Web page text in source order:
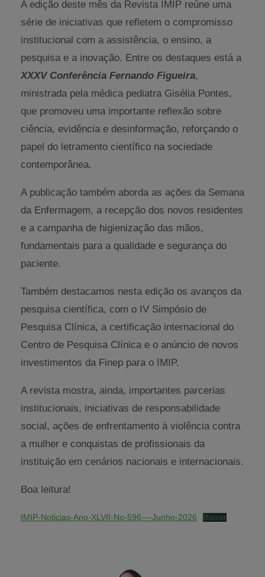
A edição deste mês da Revista IMIP reúne uma
série de iniciativas que refletem o compromisso
institucional com a assistência, o ensino, a
pesquisa e a inovação. Entre os destaques está a
XXXV Conferência Fernando Figueira,
ministrada pela médica pediatra Gisélia Pontes,
que promoveu uma importante reflexão sobre
ciência, evidência e desinformação, reforçando o
papel do letramento científico na sociedade
contemporânea.
A publicação também aborda as ações da Semana
da Enfermagem, a recepção dos novos residentes
e a campanha de higienização das mãos,
fundamentais para a qualidade e segurança do
paciente.
Também destacamos nesta edição os avanços da
pesquisa científica, com o IV Simpósio de
Pesquisa Clínica, a certificação internacional do
Centro de Pesquisa Clínica e o anúncio de novos
investimentos da Finep para o IMIP.
A revista mostra, ainda, importantes parcerias
institucionais, iniciativas de responsabilidade
social, ações de enfrentamento à violência contra
a mulher e conquistas de profissionais da
instituição em cenários nacionais e internacionais.
Boa leitura!
IMIP-Noticias-Ano-XLVII-No-596-–-Junho-2026 Baixar